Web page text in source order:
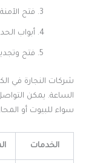
فتح
أبواب
فتح
شركات النجارة في
سواء للبيوت أو
الخدمات